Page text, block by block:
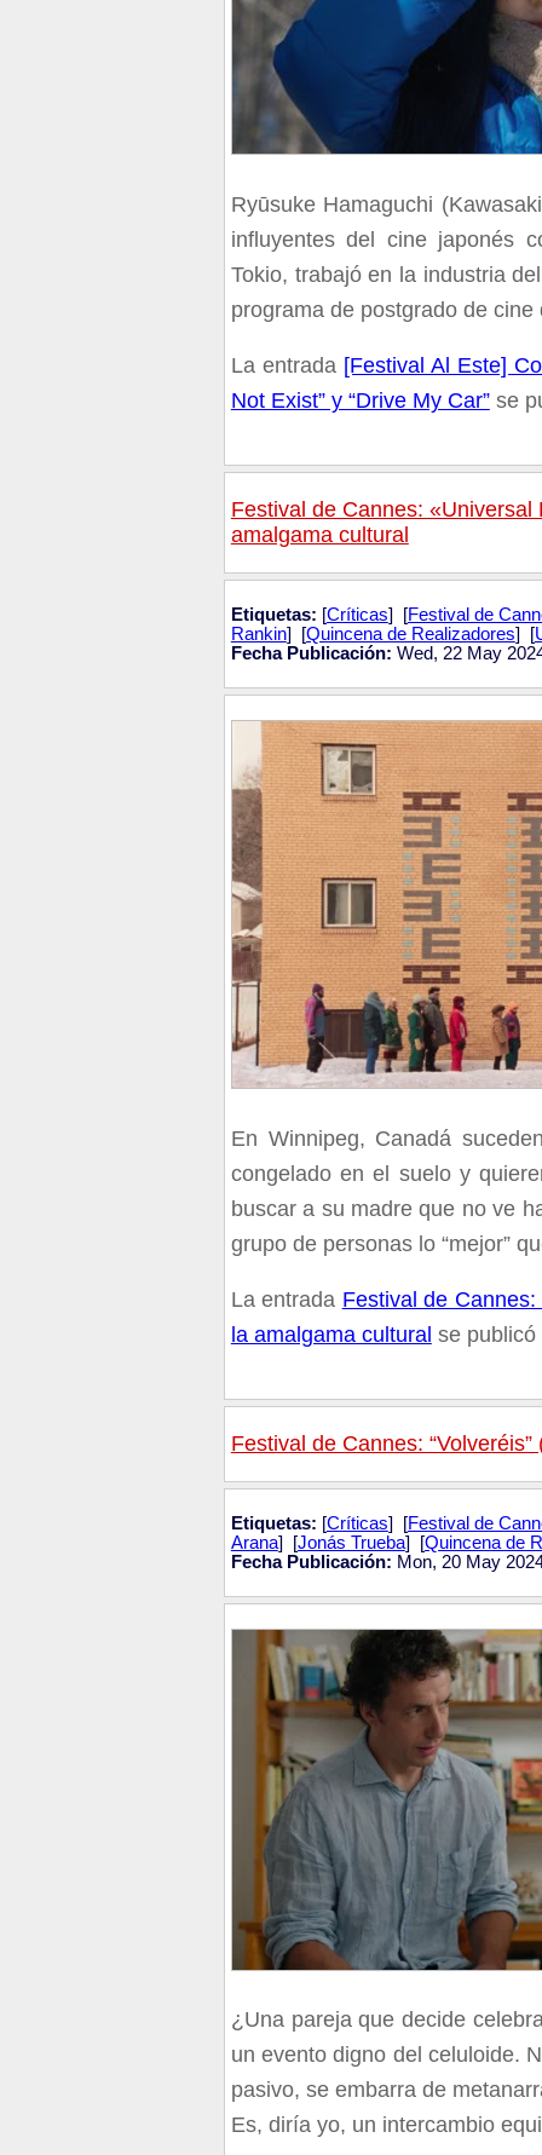
Ryūsuke Hamaguchi
influyentes del cine japonés
Tokio, trabajó en la industria
programa de postgrado de
La entrada [Festival Al Este]
Not Exist” y “Drive My Car”se
Festival de Cannes:
amalgama cultural
Etiquetas: [Críticas] [Festival de
Rankin] [Quincena de Realizadores] [
Fecha Publicación: Wed, 22 May
En Winnipeg, Canadá
congelado en el suelo y
buscar a su madre que no ve
grupo de personas lo “mejor”
La entrada Festival de
la amalgama cultural se
Festival de Cannes:
Etiquetas: [Críticas] [Festival de
Arana] [Jonás Trueba] [Quincena de
Fecha Publicación: Mon, 20 May
¿Una pareja que decide
un evento digno del celuloide.
pasivo, se embarra de
Es, diría yo, un intercambio